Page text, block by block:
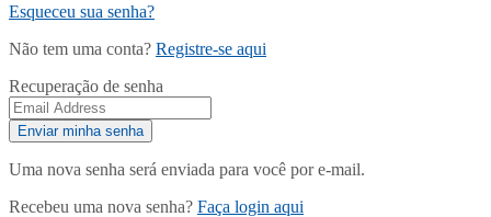
Esqueceu sua senha?
Não tem uma conta? Registre-se aqui
Recuperação de senha
Uma nova senha será enviada para você por e-mail.
Recebeu uma nova senha? Faça login aqui